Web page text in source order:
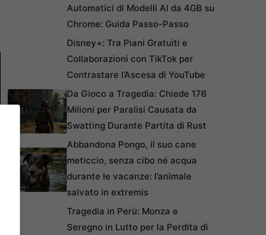
Automatici di Modelli AI da 4GB su
Chrome: Guida Passo-Passo
Disney+: Tra Piani Gratuiti e
Collaborazioni con TikTok per
Contrastare l’Ascesa di YouTube
Da Gioco a Tragedia: Chiede 176
Milioni per Paralisi Causata da
Swatting Durante Partita di Rust
Abbandona Pongo, il suo cane
meticcio, senza cibo né acqua
durante le vacanze: l’animale
salvato in extremis
Tragedia in Perù: Monza e
Seregno in Lutto per la Perdita di